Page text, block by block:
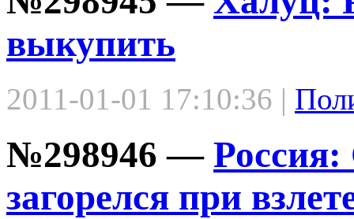
выкупить
2011-01-01 17:10:36 |
№298946 —
загорелся при